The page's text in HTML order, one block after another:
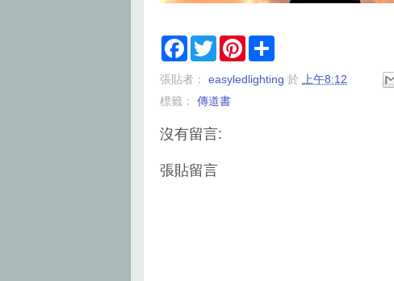
F
e
o
k
T
w
t
e
P
t
r
張貼者： easyledlighting 於
上午8:12
標籤： 傳道書
沒有留言:
張貼留言